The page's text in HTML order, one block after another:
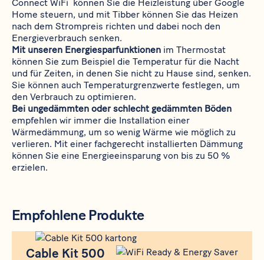
Connect WiFi können Sie die Heizleistung über Google
Home steuern, und mit Tibber können Sie das Heizen
nach dem Strompreis richten und dabei noch den
Energieverbrauch senken.
Mit unseren Energiesparfunktionen im Thermostat
können Sie zum Beispiel die Temperatur für die Nacht
und für Zeiten, in denen Sie nicht zu Hause sind, senken.
Sie können auch Temperaturgrenzwerte festlegen, um
den Verbrauch zu optimieren.
Bei ungedämmten oder schlecht gedämmten Böden
empfehlen wir immer die Installation einer
Wärmedämmung, um so wenig Wärme wie möglich zu
verlieren. Mit einer fachgerecht installierten Dämmung
können Sie eine Energieeinsparung von bis zu 50 %
erzielen.
Empfohlene Produkte
Produkt
Cable Kit 500
Cable Kit 500